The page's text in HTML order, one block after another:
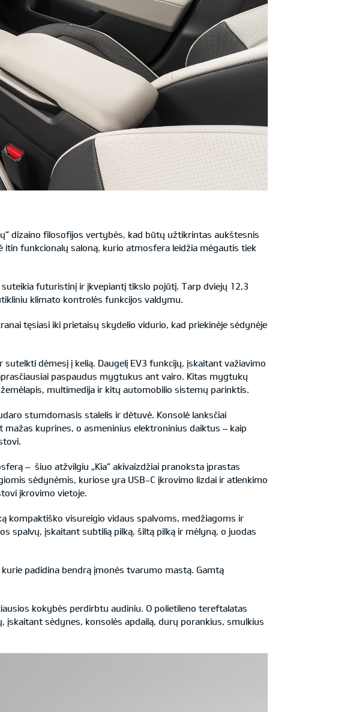
dizaino filosofijos vertybės, kad būtų užtikrintas aukštesnis
funkcionalų saloną, kurio atmosfera leidžia mėgautis tiek
futuristinį ir įkvepiantį tikslo pojūtį. Tarp dviejų 12,3
klimato kontrolės funkcijos valdymu.
tęsiasi iki prietaisų skydelio vidurio, kad priekinėje sėdynėje
dėmesį į kelią. Daugelį EV3 funkcijų, įskaitant važiavimo
paspaudus mygtukus ant vairo. Kitas mygtukų
multimedija ir kitų automobilio sistemų parinktis.
stumdomasis stalelis ir dėtuvė. Konsolė lanksčiai
kuprines, o asmeninius elektroninius daiktus – kaip
– šiuo atžvilgiu „Kia“ akivaizdžiai pranoksta įprastas
sėdynėmis, kuriose yra USB-C įkrovimo lizdai ir atlenkimo
įkrovimo vietoje.
kompaktiško visureigio vidaus spalvoms, medžiagoms ir
spalvų, įskaitant subtilią pilką, šiltą pilką ir mėlyną, o juodas
padidina bendrą įmonės tvarumo mastą. Gamtą
kokybės perdirbtu audiniu. O polietileno tereftalatas
įskaitant sėdynes, konsolės apdailą, durų porankius, smulkius